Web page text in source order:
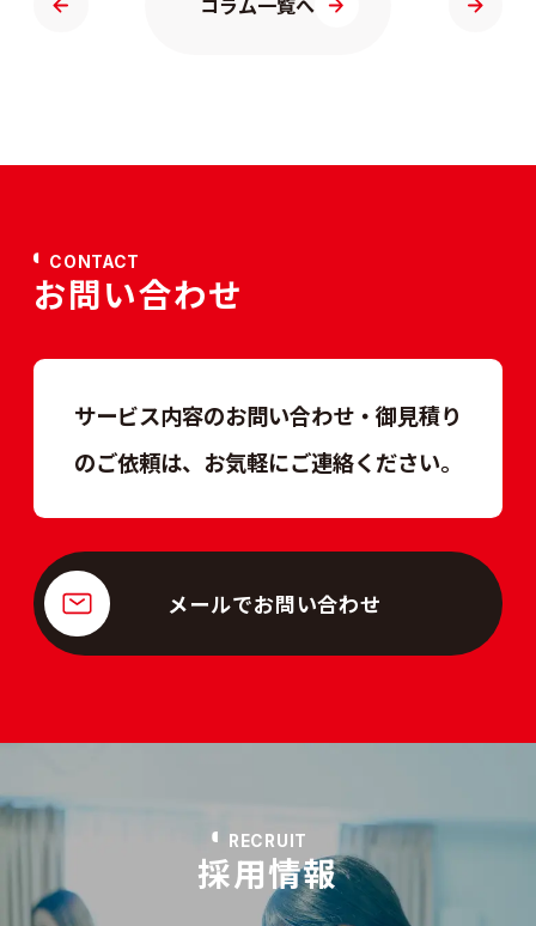
お問い合わせ
CONTACT
サービス内容のお問い合わせ・御見積り
のご依頼は、 お気軽にご連絡ください。
メールでお問い合わせ
採用情報
RECRUIT